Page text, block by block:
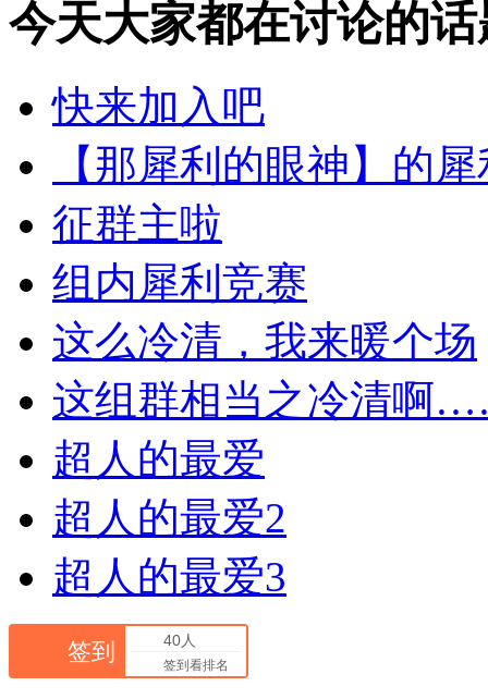
今天大家都在讨论的话
快来加入吧
【那犀利的眼神】的
征群主啦
组内犀利竞赛
这么冷清，我来暖个场
这组群相当之冷清啊
超人的最爱
超人的最爱2
超人的最爱3
签到 40人
签到看排名